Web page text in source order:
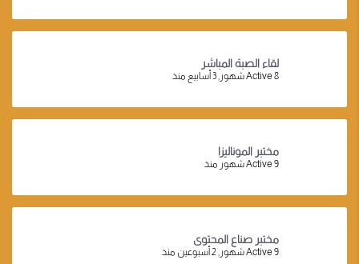
لقاء الصبة المباشر
Active 8 شهور, 3 أسابيع منذ
مختبر الموناليزا
Active 9 شهور منذ
مختبر صناع المحتوى
Active 9 شهور, 2 أسبوعين منذ